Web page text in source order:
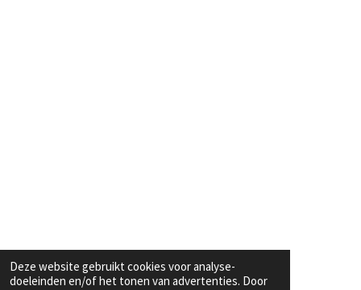
Deze website gebruikt cookies voor analyse-
doeleinden en/of het tonen van advertenties. Door